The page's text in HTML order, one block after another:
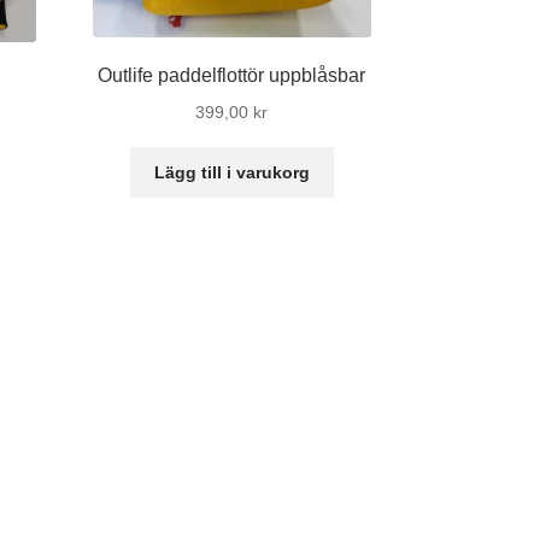
Outlife paddelflottör uppblåsbar
399,00 kr
Lägg till i varukorg